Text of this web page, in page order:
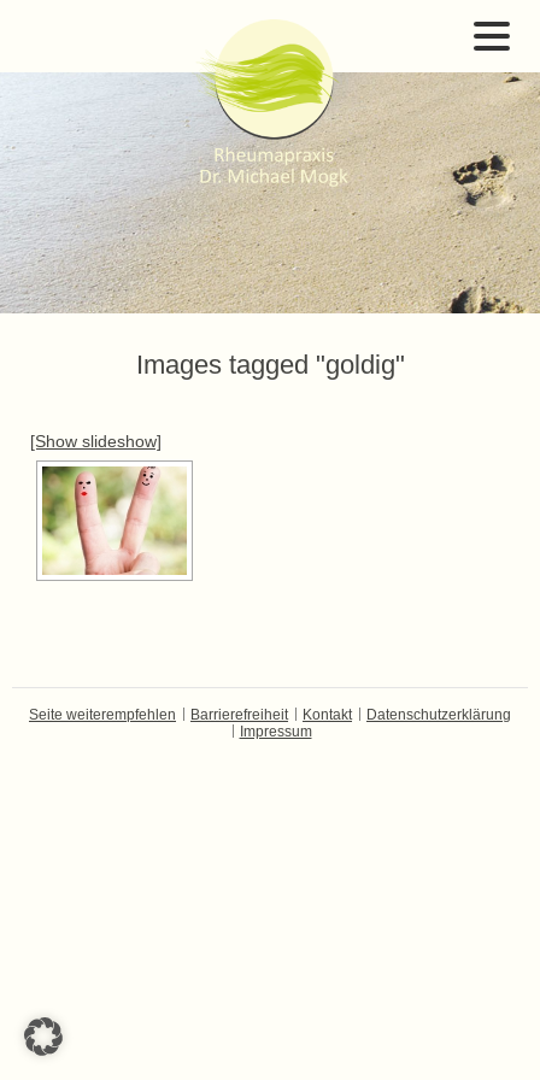
Images tagged "goldig"
[Show slideshow]
Seite weiterempfehlen Barrierefreiheit Kontakt
Datenschutzerklärung
Impressum